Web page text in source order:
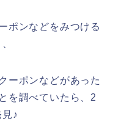
ポンなどをみつける
ーポンなどがあった
を調べていたら、2
♪